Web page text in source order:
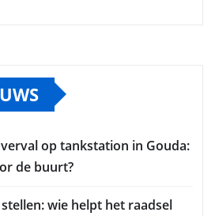
op tankstation in Gouda:
de buurt?
wie helpt het raadsel